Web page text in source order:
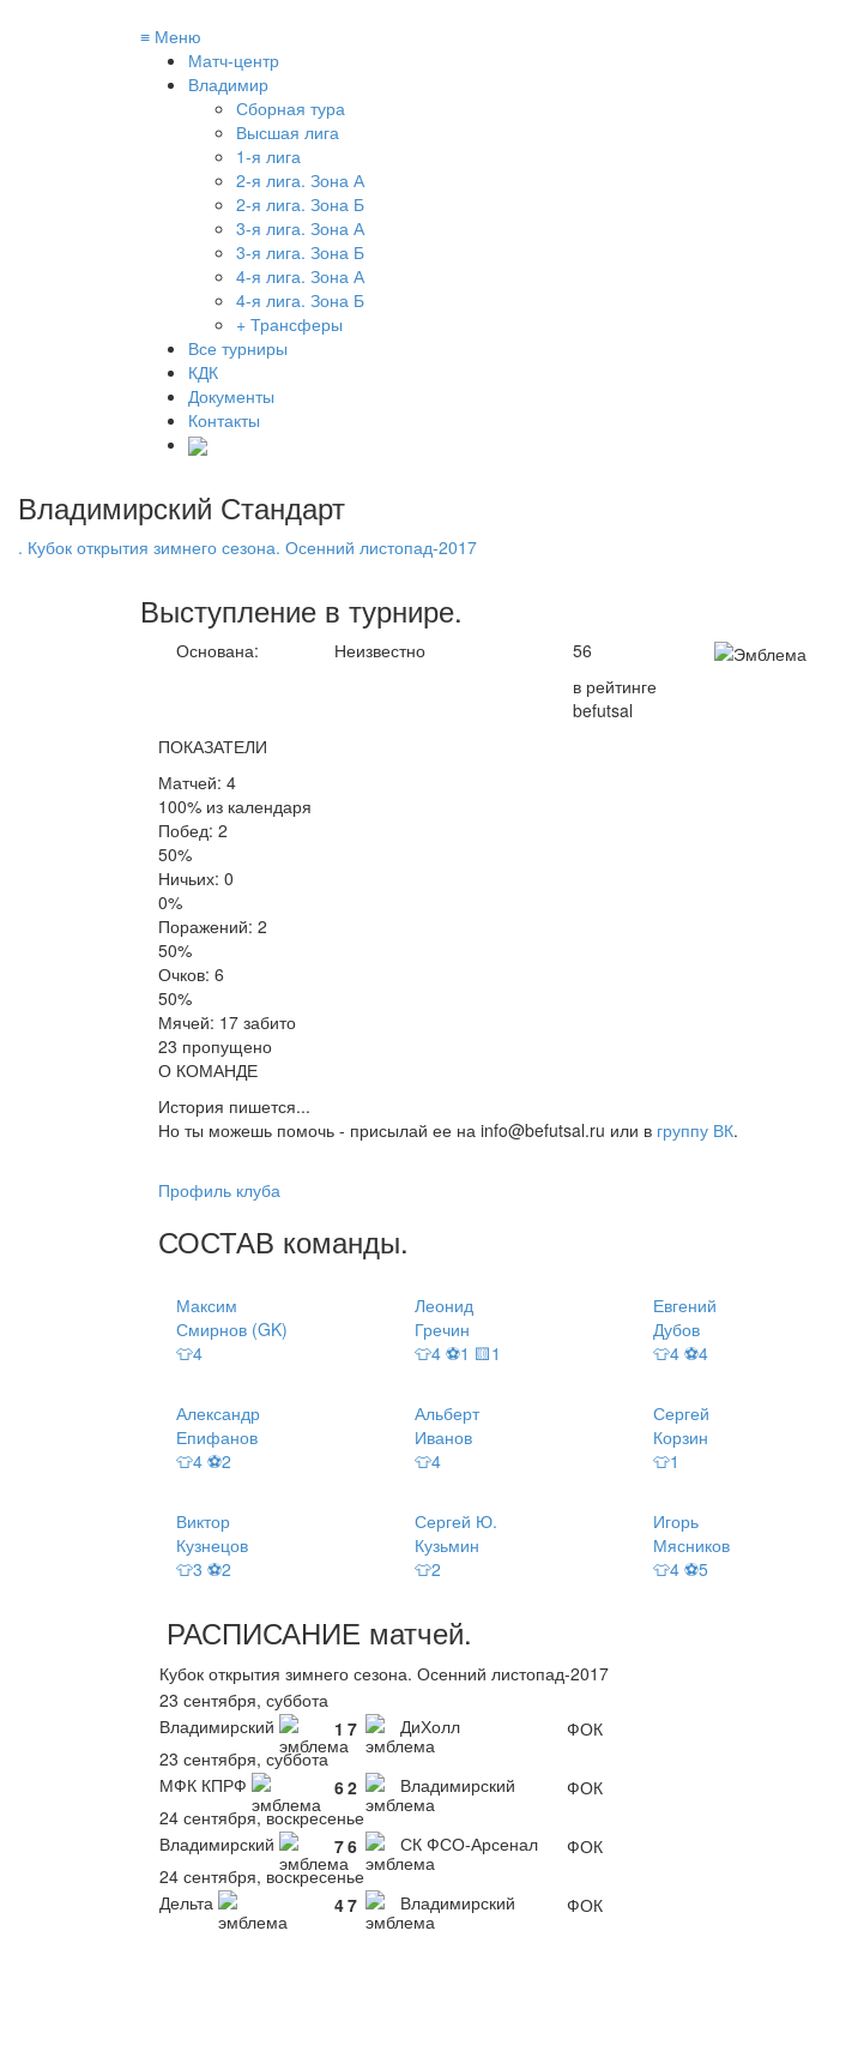
≡ Меню
Матч-центр
Владимир
Сборная тура
Высшая лига
1-я лига
2-я лига. Зона А
2-я лига. Зона Б
3-я лига. Зона А
3-я лига. Зона Б
4-я лига. Зона А
4-я лига. Зона Б
+ Трансферы
Все турниры
КДК
Документы
Контакты
Владимирский Стандарт
. Кубок открытия зимнего сезона. Осенний листопад-2017
Выступление в турнире.
Основана: Неизвестно
56
в рейтинге
befutsal
ПОКАЗАТЕЛИ
Матчей: 4
100% из календаря
Побед: 2
50%
Ничьих: 0
0%
Поражений: 2
50%
Очков: 6
50%
Мячей: 17 забито
23 пропущено
О КОМАНДЕ
История пишется...
Но ты можешь помочь - присылай ее на info@befutsal.ru или в группу ВК.
Профиль клуба
СОСТАВ команды.
Максим
Смирнов (GK)
👕4
Леонид
Гречин
👕4 ⚽1 🟨1
Евгений
Дубов
👕4 ⚽4
Александр
Епифанов
👕4 ⚽2
Альберт
Иванов
👕4
Сергей
Корзин
👕1
Виктор
Кузнецов
👕3 ⚽2
Сергей Ю.
Кузьмин
👕2
Игорь
Мясников
👕4 ⚽5
РАСПИСАНИЕ матчей.
Кубок открытия зимнего сезона. Осенний листопад-2017
23 сентября, суббота
Владимирский
1 7 ДиХолл
ФОК
23 сентября, суббота
МФК КПРФ
62 Владимирский
ФОК
24 сентября, воскресенье
Владимирский
76 СК ФСО-Арсенал
ФОК
24 сентября, воскресенье
Дельта
47 Владимирский ФОК